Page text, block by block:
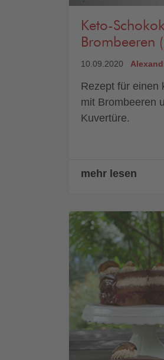
Keto-
Brombeeren
10.09.2020
Rezept für einen
mit Brombeeren
Kuvertüre.
mehr lesen